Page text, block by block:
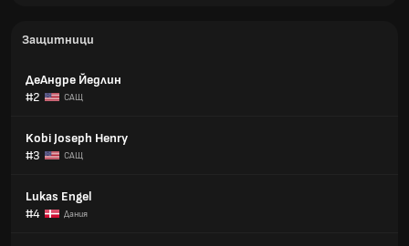
Защитници
ДеАндре Йедлин
#2
САЩ
Kobi Joseph Henry
#3
САЩ
Lukas Engel
#4
Дания